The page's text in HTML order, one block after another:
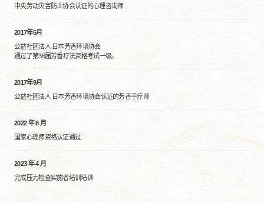
中央劳动灾害防止协会认证的心理咨询师
2017年5月
公益社团法人 日本芳香环境协会
通过了第36届芳香疗法资格考试一级。
2017年9月
公益社团法人 日本芳香环境协会认证的芳香手疗师
2022 年 8 月
国家心理师资格认证通过
2023 年 4 月
完成压力检查实施者培训培训